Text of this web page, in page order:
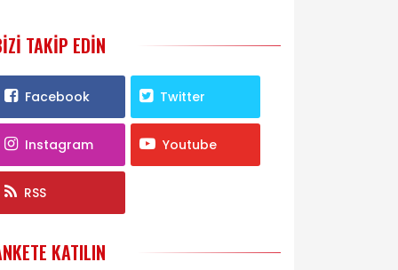
TAKIP EDIN
Facebook Twitter
Instagram Youtube
RSS
KATILIN